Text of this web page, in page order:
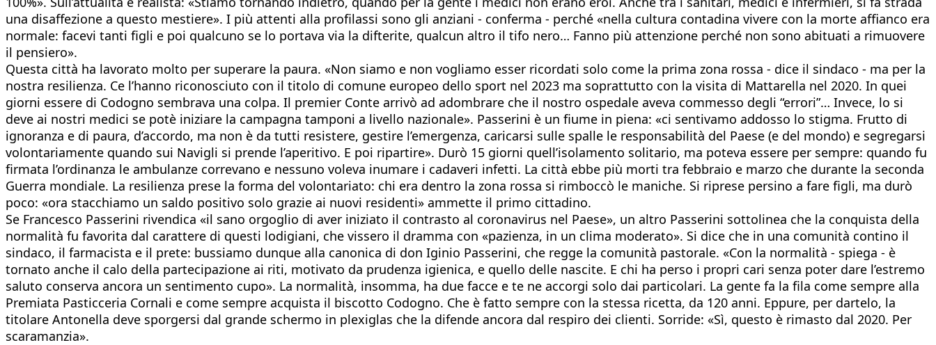
una disaffezione a questo mestiere». I più attenti alla profilassi sono gli anziani - conferma - perché «nella cultura contadina vivere con la morte affianco era
normale: facevi tanti figli e poi qualcuno se lo portava via la difterite, qualcun altro il tifo nero… Fanno più attenzione perché non sono abituati a rimuovere
il pensiero».
Questa città ha lavorato molto per superare la paura. «Non siamo e non vogliamo esser ricordati solo come la prima zona rossa - dice il sindaco - ma per la
nostra resilienza. Ce l’hanno riconosciuto con il titolo di comune europeo dello sport nel 2023 ma soprattutto con la visita di Mattarella nel 2020. In quei
giorni essere di Codogno sembrava una colpa. Il premier Conte arrivò ad adombrare che il nostro ospedale aveva commesso degli “errori”… Invece, lo si
deve ai nostri medici se potè iniziare la campagna tamponi a livello nazionale». Passerini è un fiume in piena: «ci sentivamo addosso lo stigma. Frutto di
ignoranza e di paura, d’accordo, ma non è da tutti resistere, gestire l’emergenza, caricarsi sulle spalle le responsabilità del Paese (e del mondo) e segregarsi
volontariamente quando sui Navigli si prende l’aperitivo. E poi ripartire». Durò 15 giorni quell’isolamento solitario, ma poteva essere per sempre: quando fu
firmata l’ordinanza le ambulanze correvano e nessuno voleva inumare i cadaveri infetti. La città ebbe più morti tra febbraio e marzo che durante la seconda
Guerra mondiale. La resilienza prese la forma del volontariato: chi era dentro la zona rossa si rimboccò le maniche. Si riprese persino a fare figli, ma durò
poco: «ora stacchiamo un saldo positivo solo grazie ai nuovi residenti» ammette il primo cittadino.
Se Francesco Passerini rivendica «il sano orgoglio di aver iniziato il contrasto al coronavirus nel Paese», un altro Passerini sottolinea che la conquista della
normalità fu favorita dal carattere di questi lodigiani, che vissero il dramma con «pazienza, in un clima moderato». Si dice che in una comunità contino il
sindaco, il farmacista e il prete: bussiamo dunque alla canonica di don Iginio Passerini, che regge la comunità pastorale. «Con la normalità - spiega - è
tornato anche il calo della partecipazione ai riti, motivato da prudenza igienica, e quello delle nascite. E chi ha perso i propri cari senza poter dare l’estremo
saluto conserva ancora un sentimento cupo». La normalità, insomma, ha due facce e te ne accorgi solo dai particolari. La gente fa la fila come sempre alla
Premiata Pasticceria Cornali e come sempre acquista il biscotto Codogno. Che è fatto sempre con la stessa ricetta, da 120 anni. Eppure, per dartelo, la
titolare Antonella deve sporgersi dal grande schermo in plexiglas che la difende ancora dal respiro dei clienti. Sorride: «Sì, questo è rimasto dal 2020. Per
scaramanzia».